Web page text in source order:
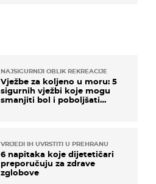
NAJSIGURNIJI OBLIK REKREACIJE
Vježbe za koljeno u moru: 5
sigurnih vježbi koje mogu
smanjiti bol i poboljšati
VRIJEDI IH UVRSTITI U PREHRANU
6 napitaka koje dijetetičari
preporučuju za zdrave
zglobove